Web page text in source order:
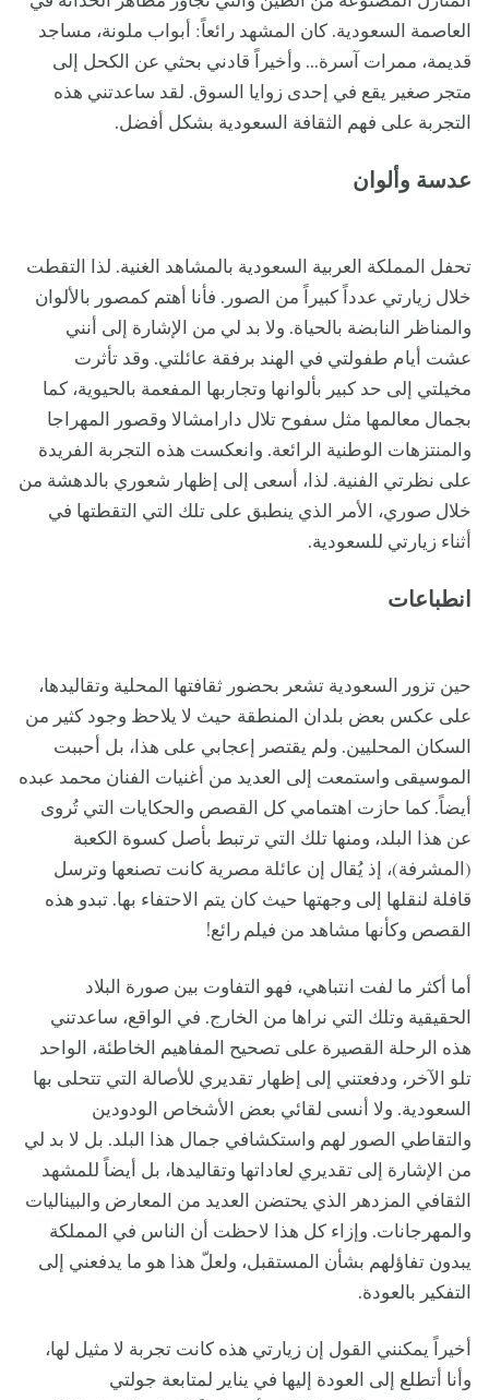
العاصمة السعودية. كان المشهد رائعاً: أبواب ملونة، مساجد
قديمة، ممرات آسرة... وأخيراً قادني بحثي عن الكحل إلى
متجر صغير يقع في إحدى زوايا السوق. لقد ساعدتني هذه
التجربة على فهم الثقافة السعودية بشكل أفضل.
عدسة وألوان
تحفل المملكة العربية السعودية بالمشاهد الغنية. لذا التقطت
خلال زيارتي عدداً كبيراً من الصور. فأنا أهتم كمصور بالألوان
والمناظر النابضة بالحياة. ولا بد لي من الإشارة إلى أنني
عشت أيام طفولتي في الهند برفقة عائلتي. وقد تأثرت
مخيلتي إلى حد كبير بألوانها وتجاربها المفعمة بالحيوية، كما
بجمال معالمها مثل سفوح تلال دارامشالا وقصور المهراجا
والمنتزهات الوطنية الرائعة. وانعكست هذه التجربة الفريدة
على نظرتي الفنية. لذا، أسعى إلى إظهار شعوري بالدهشة من
خلال صوري، الأمر الذي ينطبق على تلك التي التقطتها في
أثناء زيارتي للسعودية.
انطباعات
حين تزور السعودية تشعر بحضور ثقافتها المحلية وتقاليدها،
على عكس بعض بلدان المنطقة حيث لا يلاحظ وجود كثير من
السكان المحليين. ولم يقتصر إعجابي على هذا، بل أحببت
الموسيقى واستمعت إلى العديد من أغنيات الفنان محمد عبده
أيضاً. كما حازت اهتمامي كل القصص والحكايات التي تُروى
عن هذا البلد، ومنها تلك التي ترتبط بأصل كسوة الكعبة
(المشرفة)، إذ يُقال إن عائلة مصرية كانت تصنعها وترسل
قافلة لنقلها إلى وجهتها حيث كان يتم الاحتفاء بها. تبدو هذه
القصص وكأنها مشاهد من فيلم رائع!
أما أكثر ما لفت انتباهي، فهو التفاوت بين صورة البلاد
الحقيقية وتلك التي نراها من الخارج. في الواقع، ساعدتني
هذه الرحلة القصيرة على تصحيح المفاهيم الخاطئة، الواحد
تلو الآخر، ودفعتني إلى إظهار تقديري للأصالة التي تتحلى بها
السعودية. ولا أنسى لقائي بعض الأشخاص الودودين
والتقاطي الصور لهم واستكشافي جمال هذا البلد. بل لا بد لي
من الإشارة إلى تقديري لعاداتها وتقاليدها، بل أيضاً للمشهد
الثقافي المزدهر الذي يحتضن العديد من المعارض والبيناليات
والمهرجانات. وإزاء كل هذا لاحظت أن الناس في المملكة
يبدون تفاؤلهم بشأن المستقبل، ولعلّ هذا هو ما يدفعني إلى
التفكير بالعودة.
أخيراً يمكنني القول إن زيارتي هذه كانت تجربة لا مثيل لها،
وأنا أتطلع إلى العودة إليها في يناير لمتابعة جولتي